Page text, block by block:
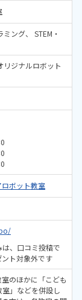
ミング
STEM・
リジナルロボット
ボット教室
、口コミ投稿で
ト対象外です
のほかに「こども
」などを併設し